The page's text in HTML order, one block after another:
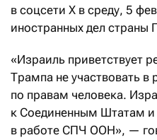
в соцсети Х в среду, 5
иностранных дел страны
«Израиль приветствует
Трампа не участвовать
по правам человека.
к Соединенным Штатам и
в работе СПЧ ООН», —